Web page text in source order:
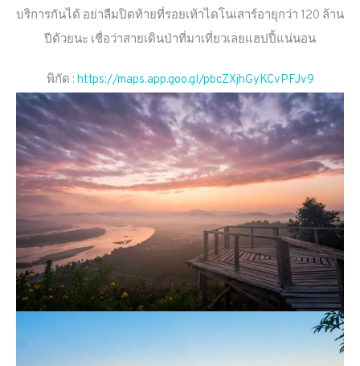
บริการกันได้ อย่าลืมปิดท้ายที่รอยเท้าไดโนเสาร์อายุกว่า 120 ล้าน
ปีด้วยนะ เชื่อว่าสายเดินป่าที่มาเที่ยวเลยแฮปปี้แน่นอน
พิกัด : https://maps.app.goo.gl/pbcZXjhGyKCvPFJv9